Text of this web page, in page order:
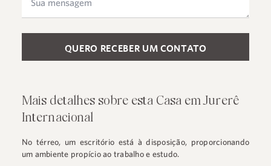
Please leave this field empty.
Mais detalhes sobre esta Casa em Jurerê
Internacional
No térreo, um escritório está à disposição, proporcionando
um ambiente propício ao trabalho e estudo.